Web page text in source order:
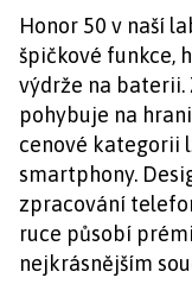
Honor 50 v naší
špičkové funkce,
výdrže na baterii.
pohybuje na
cenové kategorii
smartphony.
zpracování
ruce působí
nejkrásnějším